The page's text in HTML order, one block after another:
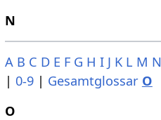
N
A B C D E F G H I J K L M N
| 0-9| Gesamtglossar O
O